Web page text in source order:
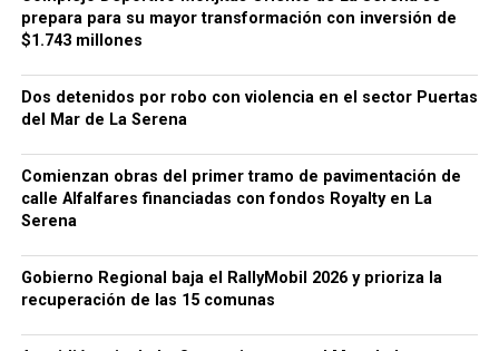
prepara para su mayor transformación con inversión de
$1.743 millones
Dos detenidos por robo con violencia en el sector Puertas
del Mar de La Serena
Comienzan obras del primer tramo de pavimentación de
calle Alfalfares financiadas con fondos Royalty en La
Serena
Gobierno Regional baja el RallyMobil 2026 y prioriza la
recuperación de las 15 comunas